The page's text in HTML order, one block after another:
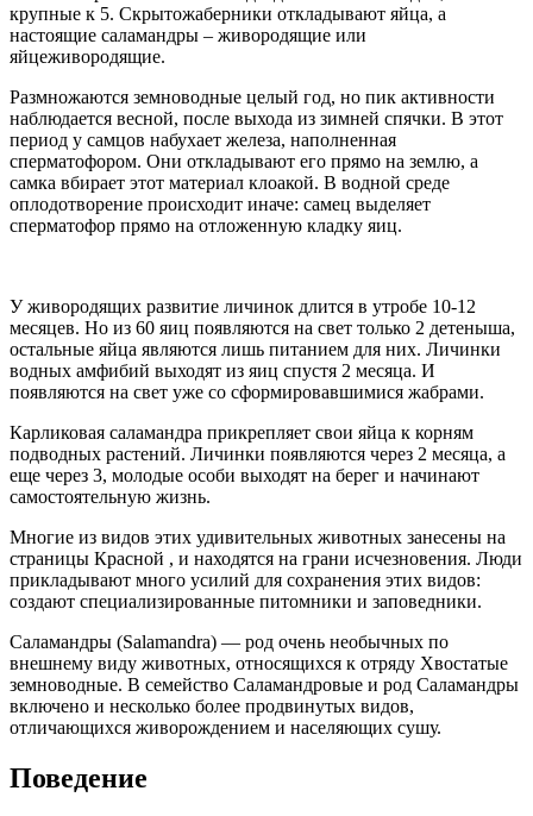
крупные к 5. Скрытожаберники откладывают яйца, а
настоящие саламандры – живородящие или
яйцеживородящие.
Размножаются земноводные целый год, но пик активности
наблюдается весной, после выхода из зимней спячки. В этот
период у самцов набухает железа, наполненная
сперматофором. Они откладывают его прямо на землю, а
самка вбирает этот материал клоакой. В водной среде
оплодотворение происходит иначе: самец выделяет
сперматофор прямо на отложенную кладку яиц.
У живородящих развитие личинок длится в утробе 10-12
месяцев. Но из 60 яиц появляются на свет только 2 детеныша,
остальные яйца являются лишь питанием для них. Личинки
водных амфибий выходят из яиц спустя 2 месяца. И
появляются на свет уже со сформировавшимися жабрами.
Карликовая саламандра прикрепляет свои яйца к корням
подводных растений. Личинки появляются через 2 месяца, а
еще через 3, молодые особи выходят на берег и начинают
самостоятельную жизнь.
Многие из видов этих удивительных животных занесены на
страницы Красной , и находятся на грани исчезновения. Люди
прикладывают много усилий для сохранения этих видов:
создают специализированные питомники и заповедники.
Саламандры (Sаlаmаndrа) — род очень необычных по
внешнему виду животных, относящихся к отряду Хвостатые
земноводные. В семейство Саламандровые и род Саламандры
включено и несколько более продвинутых видов,
отличающихся живорождением и населяющих сушу.
Поведение